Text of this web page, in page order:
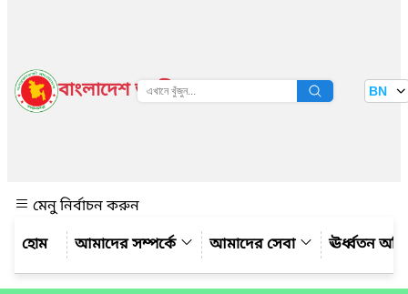
বাংলাদেশ জাতীয় তথ্য বাতায়ন BN
মেনু নির্বাচন করুন
আমাদের সম্পর্কে
আমাদের সেবা ঊর্ধ্বতন